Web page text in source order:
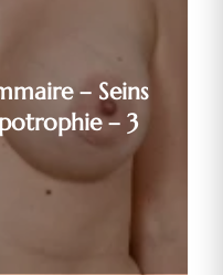
– Seins
– 3